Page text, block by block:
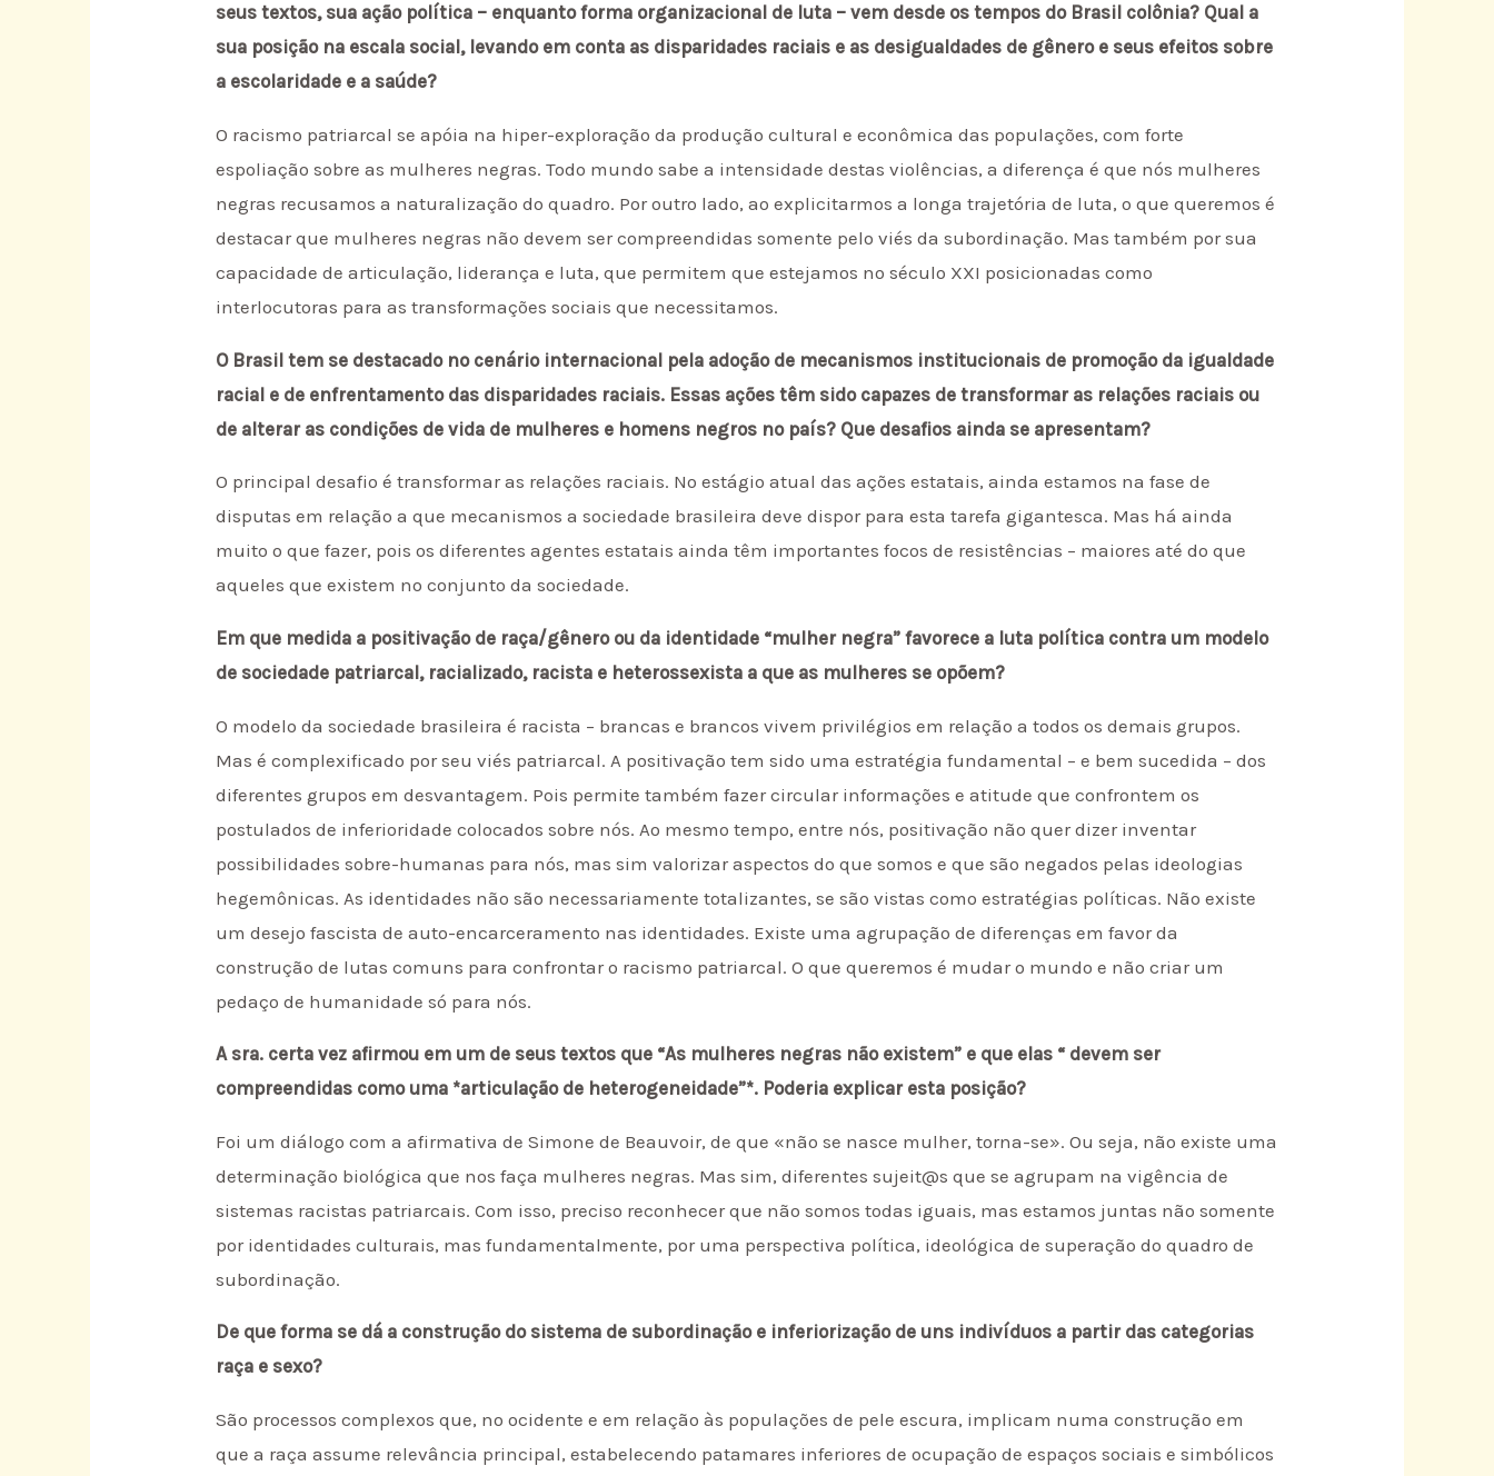
seus textos, sua ação política – enquanto forma organizacional de luta – vem desde os tempos do Brasil colônia? Qual a
sua posição na escala social, levando em conta as disparidades raciais e as desigualdades de gênero e seus efeitos sobre
a escolaridade e a saúde?
O racismo patriarcal se apóia na hiper-exploração da produção cultural e econômica das populações, com forte
espoliação sobre as mulheres negras. Todo mundo sabe a intensidade destas violências, a diferença é que nós mulheres
negras recusamos a naturalização do quadro. Por outro lado, ao explicitarmos a longa trajetória de luta, o que queremos é
destacar que mulheres negras não devem ser compreendidas somente pelo viés da subordinação. Mas também por sua
capacidade de articulação, liderança e luta, que permitem que estejamos no século XXI posicionadas como
interlocutoras para as transformações sociais que necessitamos.
O Brasil tem se destacado no cenário internacional pela adoção de mecanismos institucionais de promoção da igualdade
racial e de enfrentamento das disparidades raciais. Essas ações têm sido capazes de transformar as relações raciais ou
de alterar as condições de vida de mulheres e homens negros no país? Que desafios ainda se apresentam?
O principal desafio é transformar as relações raciais. No estágio atual das ações estatais, ainda estamos na fase de
disputas em relação a que mecanismos a sociedade brasileira deve dispor para esta tarefa gigantesca. Mas há ainda
muito o que fazer, pois os diferentes agentes estatais ainda têm importantes focos de resistências – maiores até do que
aqueles que existem no conjunto da sociedade.
Em que medida a positivação de raça/gênero ou da identidade “mulher negra” favorece a luta política contra um modelo
de sociedade patriarcal, racializado, racista e heterossexista a que as mulheres se opõem?
O modelo da sociedade brasileira é racista – brancas e brancos vivem privilégios em relação a todos os demais grupos.
Mas é complexificado por seu viés patriarcal. A positivação tem sido uma estratégia fundamental – e bem sucedida – dos
diferentes grupos em desvantagem. Pois permite também fazer circular informações e atitude que confrontem os
postulados de inferioridade colocados sobre nós. Ao mesmo tempo, entre nós, positivação não quer dizer inventar
possibilidades sobre-humanas para nós, mas sim valorizar aspectos do que somos e que são negados pelas ideologias
hegemônicas. As identidades não são necessariamente totalizantes, se são vistas como estratégias políticas. Não existe
um desejo fascista de auto-encarceramento nas identidades. Existe uma agrupação de diferenças em favor da
construção de lutas comuns para confrontar o racismo patriarcal. O que queremos é mudar o mundo e não criar um
pedaço de humanidade só para nós.
A sra. certa vez afirmou em um de seus textos que “As mulheres negras não existem” e que elas “ devem ser
compreendidas como uma *articulação de heterogeneidade”*. Poderia explicar esta posição?
Foi um diálogo com a afirmativa de Simone de Beauvoir, de que «não se nasce mulher, torna-se». Ou seja, não existe uma
determinação biológica que nos faça mulheres negras. Mas sim, diferentes sujeit@s que se agrupam na vigência de
sistemas racistas patriarcais. Com isso, preciso reconhecer que não somos todas iguais, mas estamos juntas não somente
por identidades culturais, mas fundamentalmente, por uma perspectiva política, ideológica de superação do quadro de
subordinação.
De que forma se dá a construção do sistema de subordinação e inferiorização de uns indivíduos a partir das categorias
raça e sexo?
São processos complexos que, no ocidente e em relação às populações de pele escura, implicam numa construção em
que a raça assume relevância principal, estabelecendo patamares inferiores de ocupação de espaços sociais e simbólicos